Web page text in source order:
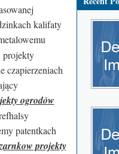
kalifaty
projekty
czapierzeniach
ogrodów
patentkach
projekty